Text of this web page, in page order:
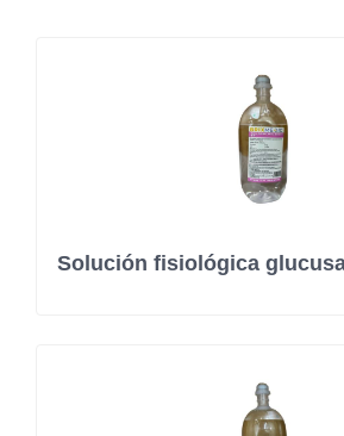
Solución fisiológica